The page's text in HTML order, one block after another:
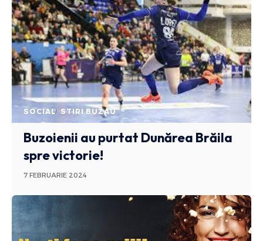
SOCIAL STIRI BUZAU
Buzoienii au purtat Dunărea Brăila
spre victorie!
7 FEBRUARIE 2024